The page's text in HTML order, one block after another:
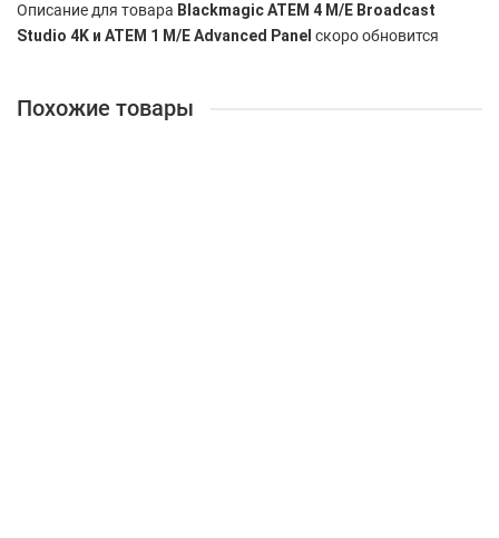
Описание для товара Blackmagic ATEM 4 M/E Broadcast
Studio 4K и ATEM 1 M/E Advanced Panel скоро обновится
Похожие товары